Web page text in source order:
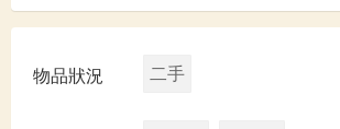
物品狀況 二手